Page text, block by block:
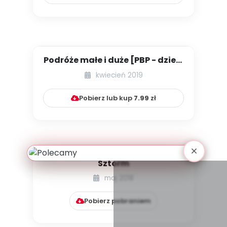
Podróże małe i duże [PBP - dzieci
starsze - numer 3]...
kwiecień 2019
Pobierz lub kup 7.99 zł
Sztorm
maj 2018
Pobierz pobraniem